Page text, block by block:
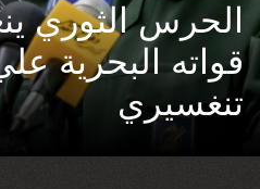
الحرس الثوري
قواته البحرية
تنغسيري